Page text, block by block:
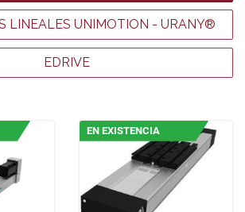
LINEALES UNIMOTION - URANY®
EDRIVE
EN EXISTENCIA